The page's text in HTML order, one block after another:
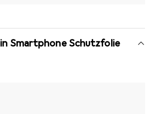
Smartphone Schutzfolie